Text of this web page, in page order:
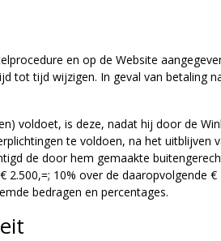
en op de Website
tot tijd wijzigen. In geval van betaling
voldoet, is deze, nadat hij door de
te voldoen, na het
de door hem gemaakte
10% over de daaropvolgende
bedragen en percentages.